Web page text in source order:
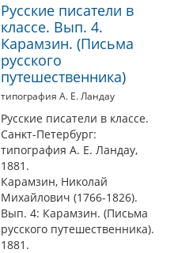
Русские писатели в
классе. Вып. 4.
Карамзин. (Письма
русского
путешественника)
типография А. Е. Ландау
Русские писатели в классе.
Санкт-Петербург:
типография А. Е. Ландау,
1881.
Карамзин, Николай
Михайлович (1766-1826).
Вып. 4: Карамзин. (Письма
русского путешественника).
1881.